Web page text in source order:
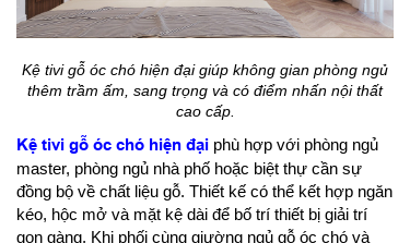
Kệ tivi gỗ óc chó hiện đại giúp không gian phòng ngủ
thêm trầm ấm, sang trọng và có điểm nhấn nội thất
cao cấp.
Kệ tivi gỗ óc chó hiện đại phù hợp với phòng ngủ
master, phòng ngủ nhà phố hoặc biệt thự cần sự
đồng bộ về chất liệu gỗ. Thiết kế có thể kết hợp ngăn
kéo, hộc mở và mặt kệ dài để bố trí thiết bị giải trí
gọn gàng. Khi phối cùng giường ngủ gỗ óc chó và